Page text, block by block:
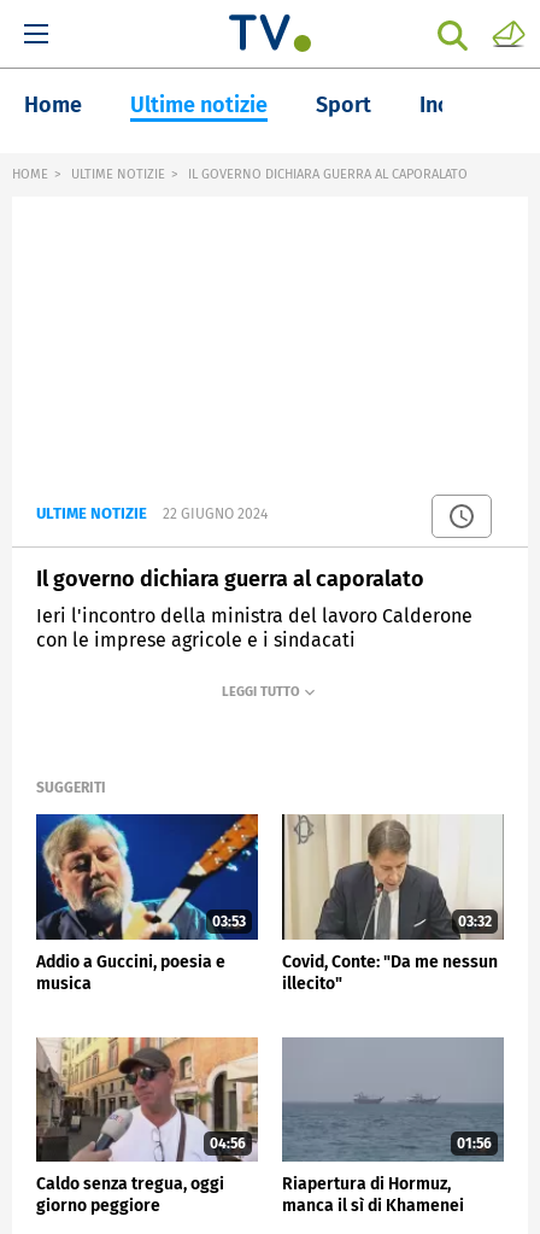
Home Ultime notizie Sport Inchieste
HOME ULTIME NOTIZIE IL GOVERNO DICHIARA GUERRA AL CAPORALATO
ULTIME NOTIZIE 22 GIUGNO 2024
Il governo dichiara guerra al caporalato
Ieri l'incontro della ministra del lavoro Calderone
con le imprese agricole e i sindacati
SUGGERITI
03:53
Addio a Guccini, poesia e
musica
03:32
Covid, Conte: "Da me nessun
illecito"
04:56
Caldo senza tregua, oggi
giorno peggiore
01:56
Riapertura di Hormuz,
manca il sì di Khamenei